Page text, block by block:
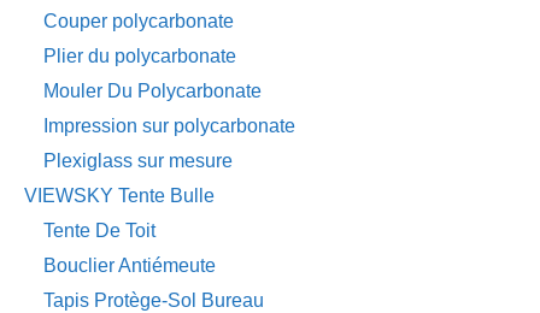
Couper polycarbonate
Plier du polycarbonate
Mouler Du Polycarbonate
Impression sur polycarbonate
Plexiglass sur mesure
VIEWSKY Tente Bulle
Tente De Toit
Bouclier Antiémeute
Tapis Protège-Sol Bureau